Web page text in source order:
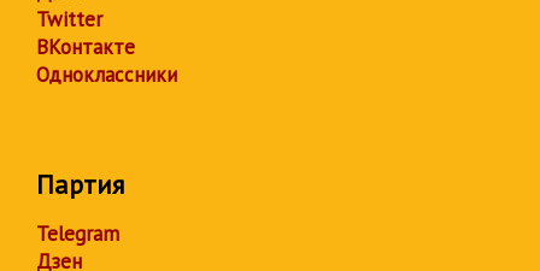
Twitter
ВКонтакте
Одноклассники
Партия
Telegram
Дзен